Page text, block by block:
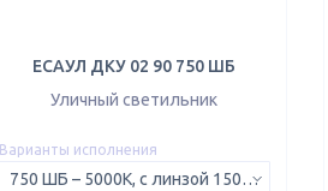
ЕСАУЛ ДКУ 02 90 750 ШБ
Уличный светильник
Варианты исполнения
750 ШБ – 5000K, с линзой 150х50°